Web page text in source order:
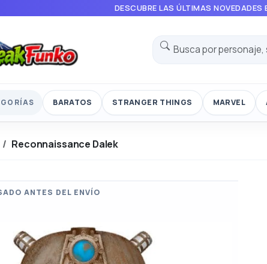
DESCUBRE LAS ÚLTIMAS NOVEDADES
BARATOS STRANGER THINGS MARVEL
Reconnaissance Dalek